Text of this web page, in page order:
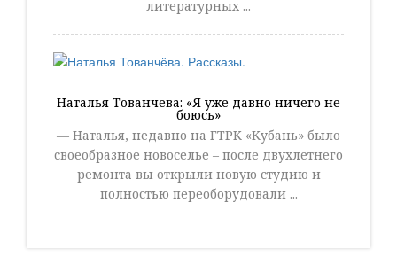
литературных ...
Наталья Тованчева: «Я уже давно ничего не
боюсь»
— Наталья, недавно на ГТРК «Кубань» было
своеобразное новоселье – после двухлетнего
ремонта вы открыли новую студию и
полностью переоборудовали ...